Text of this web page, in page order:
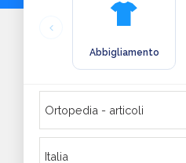
Abbigliamento